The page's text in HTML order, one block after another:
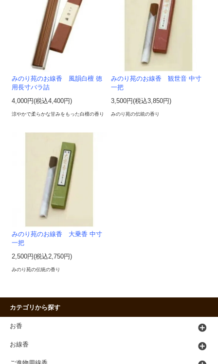
みのり苑のお線香 風韻白檀 徳
用長寸バラ詰
4,000円(税込4,400円)
涼やかで柔らかな甘みをもった白檀の香り
みのり苑のお線香 観世音 中寸
一把
3,500円(税込3,850円)
みのり苑の伝統の香り
みのり苑のお線香 大乗香 中寸
一把
2,500円(税込2,750円)
みのり苑の伝統の香り
カテゴリから探す
お香
お線香